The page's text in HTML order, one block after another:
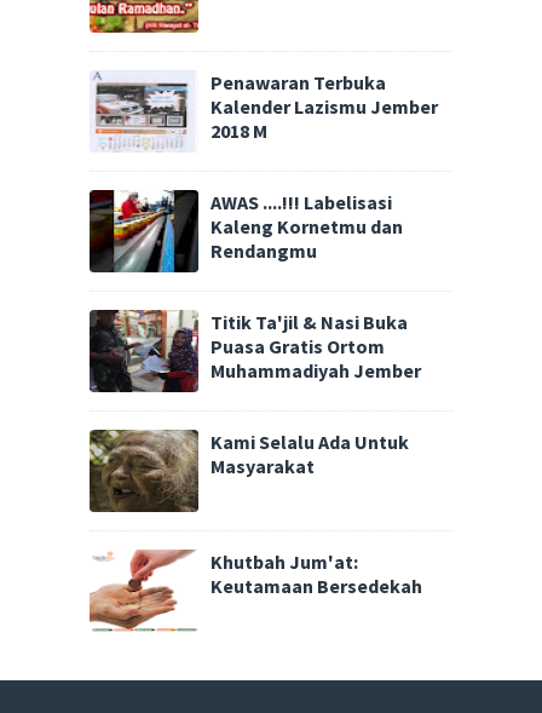
Penawaran Terbuka
Kalender Lazismu Jember
2018 M
AWAS ....!!! Labelisasi
Kaleng Kornetmu dan
Rendangmu
Titik Ta'jil & Nasi Buka
Puasa Gratis Ortom
Muhammadiyah Jember
Kami Selalu Ada Untuk
Masyarakat
Khutbah Jum'at:
Keutamaan Bersedekah